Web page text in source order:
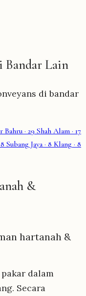
Bandar Lain
di bandar
Bahru · 29 Shah Alam · 17
Subang Jaya· 8 Klang · 8
&
hartanah &
dalam
Secara